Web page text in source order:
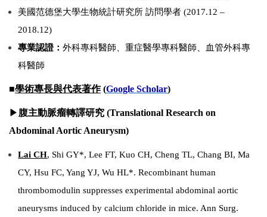
美國范德堡大學生物統計研究所 訪問學者 (2017.12 –
2018.12)
專業認證：外科專科醫師、重症醫學專科醫師、血管外科專
科醫師
■學術專長與代表著作(Google Scholar)
▶ 腹主動脈瘤轉譯研究 (Translational Research on
Abdominal Aortic Aneurysm)
Lai CH, Shi GY*, Lee FT, Kuo CH, Cheng TL, Chang BI, Ma
CY, Hsu FC, Yang YJ, Wu HL*. Recombinant human
thrombomodulin suppresses experimental abdominal aortic
aneurysms induced by calcium chloride in mice. Ann Surg.